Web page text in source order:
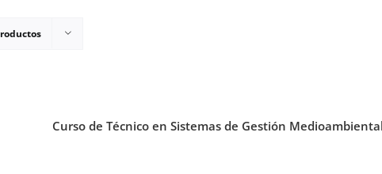
Curso de Técnico en Sistemas de Gestión Medioambiental